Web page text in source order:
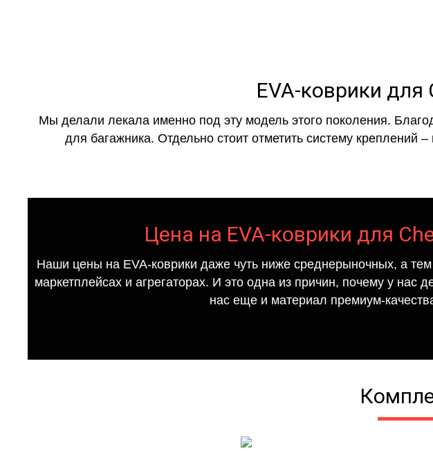
EVA-коврики
Мы делали лекала именно под эту модель этого поколения.
для багажника. Отдельно стоит отметить систему креплений
Цена на EVA-коврики для
Наши цены на EVA-коврики даже чуть ниже среднерыночных, а
маркетплейсах и агрегаторах. И это одна из причин, почему у
нас еще и материал премиум-